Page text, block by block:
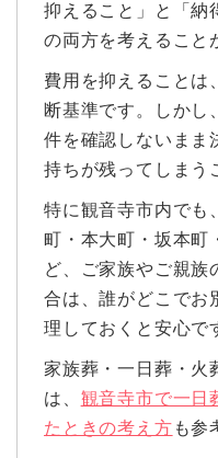
抑えること」と「納
の両方を考えること
費用を抑えることは
断基準です。しかし
件を確認しないまま
持ちが残ってしまう
特に観音寺市内でも
町・本大町・坂本町
ど、ご家族やご親族
合は、誰がどこでお
理しておくと安心で
家族葬・一日葬・火
は、 観音寺市で一日
たときの考え方 も参